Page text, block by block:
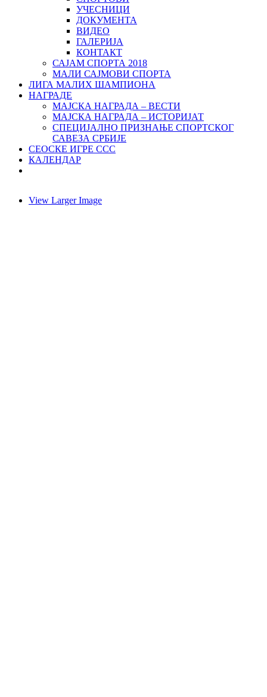
УЧЕСНИЦИ
ДОКУМЕНТА
ВИДЕО
ГАЛЕРИЈА
КОНТАКТ
САЈАМ СПОРТА 2018
МАЛИ САЈМОВИ СПОРТА
ЛИГА МАЛИХ ШАМПИОНА
НАГРАДЕ
МАЈСКА НАГРАДА – ВЕСТИ
МАЈСКА НАГРАДА – ИСТОРИЈАТ
СПЕЦИЈАЛНО ПРИЗНАЊЕ СПОРТСКОГ
САВЕЗА СРБИЈЕ
СЕОСКЕ ИГРЕ ССС
КАЛЕНДАР
View Larger Image